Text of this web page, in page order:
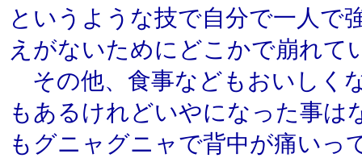
というような技で自分で一人で
えがないためにどこかで崩れて
その他、食事などもおいしく
もあるけれどいやになった事は
もグニャグニャで背中が痛いっ